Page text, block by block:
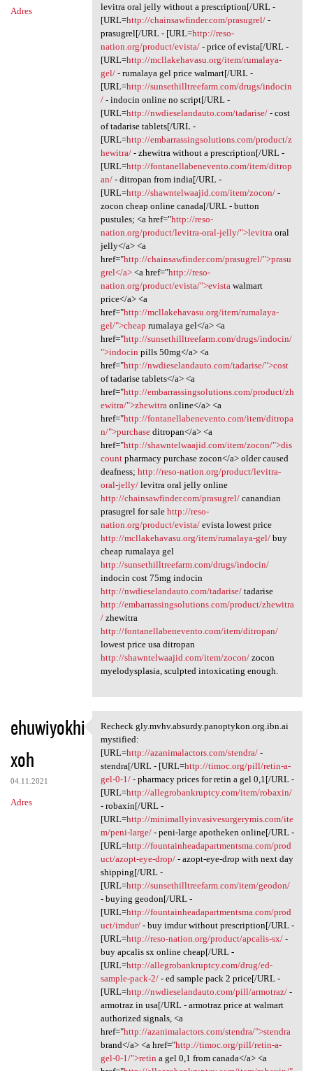
Adres
levitra oral jelly without a prescription[/URL -
[URL=http://chainsawfinder.com/prasugrel/-
prasugrel[/URL - [URL=http://reso-
nation.org/product/evista/- price of evista[/URL -
[URL=http://mcllakehavasu.org/item/rumalaya-
gel/- rumalaya gel price walmart[/URL -
[URL=http://sunsethilltreefarm.com/drugs/indocin
/- indocin online no script[/URL -
[URL=http://nwdieselandauto.com/tadarise/- cost
of tadarise tablets[/URL -
[URL=http://embarrassingsolutions.com/product/z
hewitra/- zhewitra without a prescription[/URL -
[URL=http://fontanellabenevento.com/item/ditrop
an/- ditropan from india[/URL -
[URL=http://shawntelwaajid.com/item/zocon/-
zocon cheap online canada[/URL - button
pustules; <a href="http://reso-
nation.org/product/levitra-oral-jelly/">levitraoral
jelly</a> <a
href="http://chainsawfinder.com/prasugrel/">prasu
grel</a><a href="http://reso-
nation.org/product/evista/">evistawalmart
price</a> <a
href="http://mcllakehavasu.org/item/rumalaya-
gel/">cheap rumalaya gel</a> <a
href="http://sunsethilltreefarm.com/drugs/indocin/
">indocin pills 50mg</a> <a
href="http://nwdieselandauto.com/tadarise/">cost
of tadarise tablets</a> <a
href="http://embarrassingsolutions.com/product/zh
ewitra/">zhewitraonline</a> <a
href="http://fontanellabenevento.com/item/ditropa
n/">purchaseditropan</a> <a
href="http://shawntelwaajid.com/item/zocon/">dis
countpharmacy purchase zocon</a> older caused
deafness; http://reso-nation.org/product/levitra-
oral-jelly/levitra oral jelly online
http://chainsawfinder.com/prasugrel/canandian
prasugrel for sale http://reso-
nation.org/product/evista/evista lowest price
http://mcllakehavasu.org/item/rumalaya-gel/buy
cheap rumalaya gel
http://sunsethilltreefarm.com/drugs/indocin/
indocin cost 75mg indocin
http://nwdieselandauto.com/tadarise/tadarise
http://embarrassingsolutions.com/product/zhewitra
/zhewitra
http://fontanellabenevento.com/item/ditropan/
lowest price usa ditropan
http://shawntelwaajid.com/item/zocon/zocon
myelodysplasia, sculpted intoxicating enough.
ehuwiyokhi
xoh
04.11.2021
Adres
Recheck gly.mvhv.absurdy
Recheck gly.mvhv.absurdy.panoptykon.org.ibn.ai
mystified:
[URL=http://azanimalactors.com/stendra/-
stendra[/URL - [URL=http://timoc.org/pill/retin-a-
gel-0-1/- pharmacy prices for retin a gel 0,1[/URL -
[URL=http://allegrobankruptcy.com/item/robaxin/
- robaxin[/URL -
[URL=http://minimallyinvasivesurgerymis.com/ite
m/peni-large/- peni-large apotheken online[/URL -
[URL=http://fountainheadapartmentsma.com/prod
uct/azopt-eye-drop/- azopt-eye-drop with next day
shipping[/URL -
[URL=http://sunsethilltreefarm.com/item/geodon/
- buying geodon[/URL -
[URL=http://fountainheadapartmentsma.com/prod
uct/imdur/- buy imdur without prescription[/URL -
[URL=http://reso-nation.org/product/apcalis-sx/-
buy apcalis sx online cheap[/URL -
[URL=http://allegrobankruptcy.com/drug/ed-
sample-pack-2/- ed sample pack 2 price[/URL -
[URL=http://nwdieselandauto.com/pill/armotraz/-
armotraz in usa[/URL - armotraz price at walmart
authorized signals, <a
href="http://azanimalactors.com/stendra/">stendra
brand</a> <a href="http://timoc.org/pill/retin-a-
gel-0-1/">retin a gel 0,1 from canada</a> <a